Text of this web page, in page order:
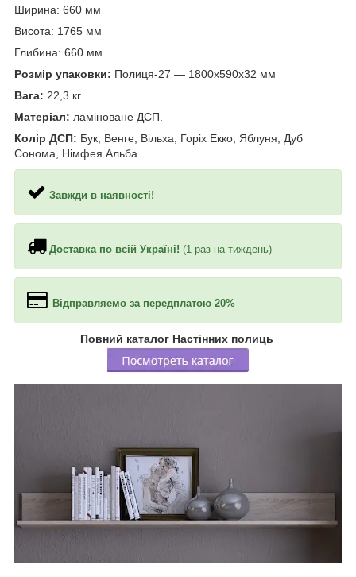
Ширина: 660 мм
Висота: 1765 мм
Глибина: 660 мм
Розмір упаковки: Полиця-27 — 1800х590х32 мм
Вага: 22,3 кг.
Матеріал: ламіноване ДСП.
Колір ДСП: Бук, Венге, Вільха, Горіх Екко, Яблуня, Дуб
Сонома, Німфея Альба.
Завжди в наявності!
Доставка по всій Україні! (1 раз на тиждень)
Відправляемо за передплатою 20%
Повний каталог Настінних полиць